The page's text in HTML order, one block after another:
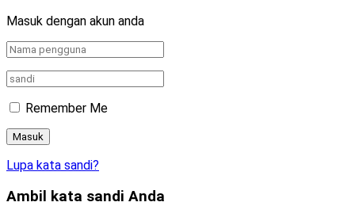
Masuk dengan akun anda
Remember Me
Lupa kata sandi?
Ambil kata sandi Anda